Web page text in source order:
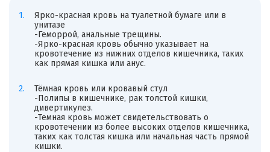
Ярко-красная кровь на туалетной бумаге или в
унитазе
-Геморрой, анальные трещины.
-Ярко-красная кровь обычно указывает на
кровотечение из нижних отделов кишечника, таких
как прямая кишка или анус.
Тёмная кровь или кровавый стул
-Полипы в кишечнике, рак толстой кишки,
дивертикулез.
-Темная кровь может свидетельствовать о
кровотечении из более высоких отделов кишечника,
таких как толстая кишка или начальная часть прямой
кишки.